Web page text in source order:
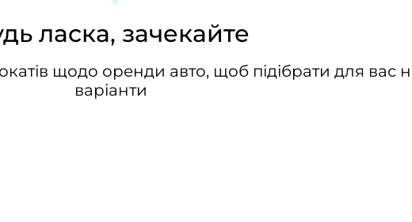
ласка, зачекайте
щодо оренди авто, щоб підібрати для вас
варіанти